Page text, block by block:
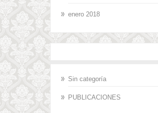
enero 2018
Sin categoría
PUBLICACIONES